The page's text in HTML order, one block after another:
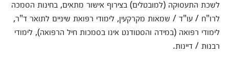
לשכת התעסוקה (למובטלים) בצירוף אישור מתאים, בחינות הסמכה
לרו"ח / עו"ד / שמאות מקרקעין, לימודי רפואת שיניים לתואר ד"ר,
לימודי רפואה (במידה והסטודנט אינו בסמכות חיל הרפואה), לימודי
רבנות / דיינות.